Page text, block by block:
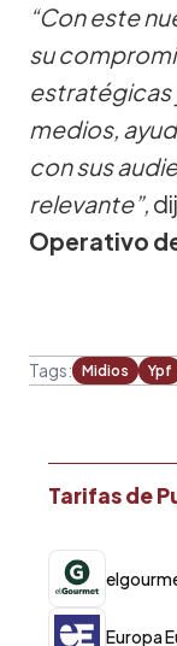
“Con este
su
estratégicas
medios,
con sus
relevante”,
Operativo
Tags: Midios Ypf
Tarifas de
Europa